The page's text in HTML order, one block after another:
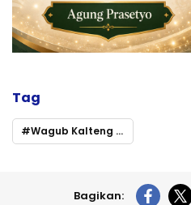
Tag
Wagub Kalteng Tegaskan Peran Strategis Satpam sebagai Mitra Polri dan Garda Terdepan Keamanan Daerah
Bagikan: